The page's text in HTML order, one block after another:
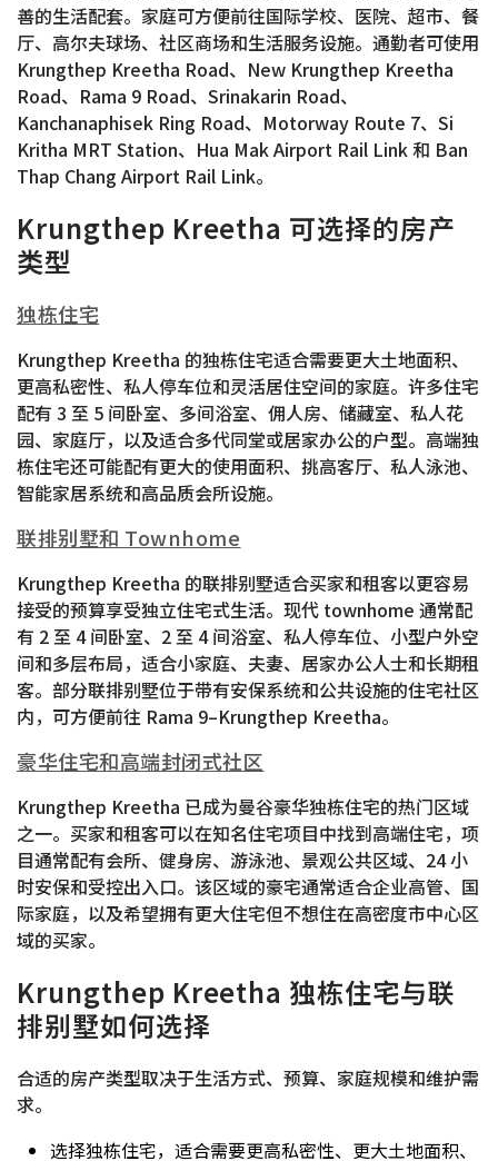
善的生活配套。家庭可方便前往国际学校、医院、超市、餐
厅、高尔夫球场、社区商场和生活服务设施。通勤者可使用
Krungthep Kreetha Road、New Krungthep Kreetha
Road、Rama 9 Road、Srinakarin Road、
Kanchanaphisek Ring Road、Motorway Route 7、Si
Kritha MRT Station、Hua Mak Airport Rail Link 和 Ban
Thap Chang Airport Rail Link。
Krungthep Kreetha 可选择的房产
类型
独栋住宅
Krungthep Kreetha 的独栋住宅适合需要更大土地面积、
更高私密性、私人停车位和灵活居住空间的家庭。许多住宅
配有 3 至 5 间卧室、多间浴室、佣人房、储藏室、私人花
园、家庭厅，以及适合多代同堂或居家办公的户型。高端独
栋住宅还可能配有更大的使用面积、挑高客厅、私人泳池、
智能家居系统和高品质会所设施。
联排别墅和 Townhome
Krungthep Kreetha 的联排别墅适合买家和租客以更容易
接受的预算享受独立住宅式生活。现代 townhome 通常配
有 2 至 4 间卧室、2 至 4 间浴室、私人停车位、小型户外空
间和多层布局，适合小家庭、夫妻、居家办公人士和长期租
客。部分联排别墅位于带有安保系统和公共设施的住宅社区
内，可方便前往 Rama 9–Krungthep Kreetha。
豪华住宅和高端封闭式社区
Krungthep Kreetha 已成为曼谷豪华独栋住宅的热门区域
之一。买家和租客可以在知名住宅项目中找到高端住宅，项
目通常配有会所、健身房、游泳池、景观公共区域、24 小
时安保和受控出入口。该区域的豪宅通常适合企业高管、国
际家庭，以及希望拥有更大住宅但不想住在高密度市中心区
域的买家。
Krungthep Kreetha 独栋住宅与联
排别墅如何选择
合适的房产类型取决于生活方式、预算、家庭规模和维护需
求。
选择独栋住宅，适合需要更高私密性、更大土地面积、